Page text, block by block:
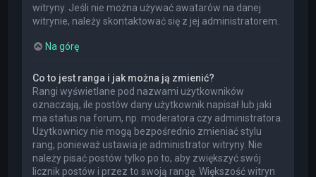
witryny. Jeśli nie można używać awatarów na danej
witrynie, należy skontaktować się z jej administratorem.
Na górę
Co to jest ranga i jak można ją zmienić?
Rangi wyświetlane pod nazwami użytkowników
oznaczają, ile postów dany użytkownik napisał lub jaki
ma status na forum, np. moderatora czy administratora.
Użytkownicy nie mogą bezpośrednio zmieniać stylu
rang, ponieważ ustawia je administrator witryny. Nie
należy pisać postów tylko po to, aby zwiększyć swój
licznik postów i przez to swoją rangę. Większość witryn